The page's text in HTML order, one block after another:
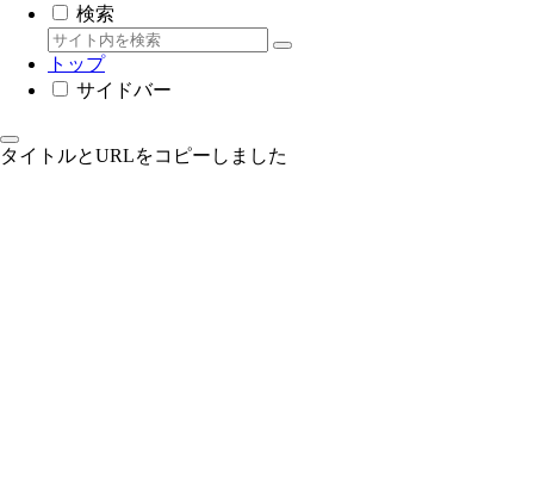
検索
トップ
サイドバー
タイトルとURLをコピーしました